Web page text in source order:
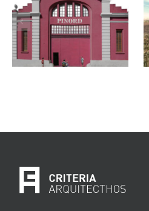
Nueva bodega
Pinord